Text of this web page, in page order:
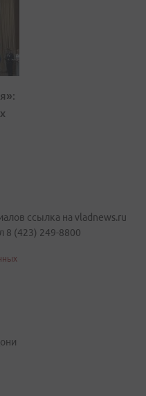
ссылка на vladnews.ru
8 (423) 249-8800